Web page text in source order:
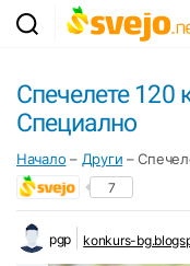
Спечелете 120
Специално
Начало – Други –
7
pgp konkurs-